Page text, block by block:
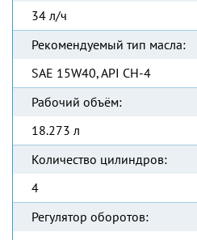
34 л/ч
Рекомендуемый тип масла:
SAE 15W40, API CH-4
Рабочий объём:
18.273 л
Количество цилиндров:
4
Регулятор оборотов: